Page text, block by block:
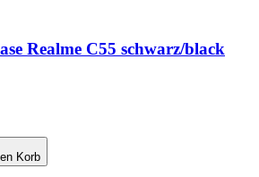
Realme C55 schwarz/black
Korb